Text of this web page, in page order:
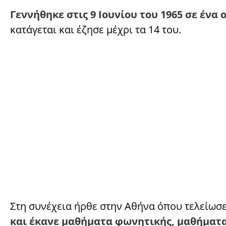
Γεννήθηκε στις 9 Ιουνίου του 1965 σε
κατάγεται και έζησε μέχρι τα 14 του.
Στη συνέχεια ήρθε στην Αθήνα όπου
και έκανε μαθήματα φωνητικής,